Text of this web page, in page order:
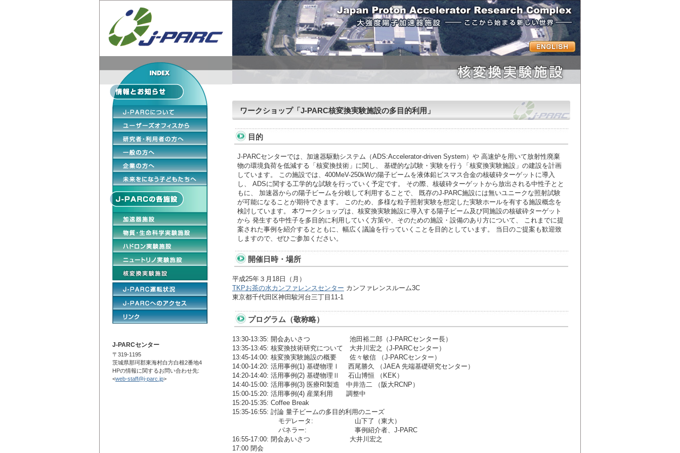
J-PARCセンター
〒319-1195
茨城県那珂郡東海村白方白根2番地4
HPの情報に関するお問い合わせ先:
<web-staff@j-parc.jp>
ワークショップ「J-PARC核変換実験施設の多目的利用」
目的
J-PARCセンターでは、加速器駆動システム（ADS:Accelerator-driven System）や 高速炉を用いて放射性廃棄
物の環境負荷を低減する「核変換技術」に関し、 基礎的な試験・実験を行う「核変換実験施設」の建設を計画
しています。 この施設では、400MeV-250kWの陽子ビームを液体鉛ビスマス合金の核破砕ターゲットに導入
し、 ADSに関する工学的な試験を行っていく予定です。 その際、核破砕ターゲットから放出される中性子とと
もに、 加速器からの陽子ビームを分岐して利用することで、 既存のJ-PARC施設には無いユニークな照射試験
が可能になることが期待できます。 このため、多様な粒子照射実験を想定した実験ホールを有する施設概念を
検討しています。 本ワークショップは、核変換実験施設に導入する陽子ビーム及び同施設の核破砕ターゲット
から 発生する中性子を多目的に利用していく方策や、そのための施設・設備のあり方について、 これまでに提
案された事例を紹介するとともに、幅広く議論を行っていくことを目的としています。 当日のご提案も歓迎致
しますので、ぜひご参加ください。
開催日時・場所
平成25年３月18日（月）
TKPお茶の水カンファレンスセンター カンファレンスルーム3C
東京都千代田区神田駿河台三丁目11-1
プログラム（敬称略）
13:30-13:35: 開会あいさつ 池田裕二郎（J-PARCセンター長）
13:35-13:45: 核変換技術研究について 大井川宏之（J-PARCセンター）
13:45-14:00: 核変換実験施設の概要 佐々敏信 （J-PARCセンター）
14:00-14:20: 活用事例(1) 基礎物理Ⅰ 西尾勝久 （JAEA 先端基礎研究センター）
14:20-14:40: 活用事例(2) 基礎物理Ⅱ 石山博恒 （KEK）
14:40-15:00: 活用事例(3) 医療RI製造 中井浩二 （阪大RCNP）
15:00-15:20: 活用事例(4) 産業利用 調整中
15:20-15:35: Coffee Break
15:35-16:55: 討論 量子ビームの多目的利用のニーズ
モデレータ: 山下了（東大）
パネラー: 事例紹介者、J-PARC
16:55-17:00: 閉会あいさつ 大井川宏之
17:00 閉会